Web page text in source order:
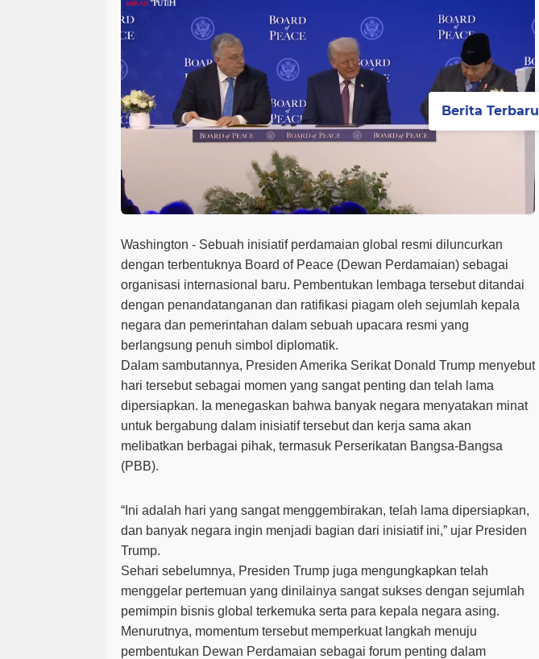
Washington - Sebuah inisiatif perdamaian global resmi diluncurkan
dengan terbentuknya Board of Peace (Dewan Perdamaian) sebagai
organisasi internasional baru. Pembentukan lembaga tersebut ditandai
dengan penandatanganan dan ratifikasi piagam oleh sejumlah kepala
negara dan pemerintahan dalam sebuah upacara resmi yang
berlangsung penuh simbol diplomatik.
Dalam sambutannya, Presiden Amerika Serikat Donald Trump menyebut
hari tersebut sebagai momen yang sangat penting dan telah lama
dipersiapkan. Ia menegaskan bahwa banyak negara menyatakan minat
untuk bergabung dalam inisiatif tersebut dan kerja sama akan
melibatkan berbagai pihak, termasuk Perserikatan Bangsa-Bangsa
(PBB).
“Ini adalah hari yang sangat menggembirakan, telah lama dipersiapkan,
dan banyak negara ingin menjadi bagian dari inisiatif ini,” ujar Presiden
Trump.
Sehari sebelumnya, Presiden Trump juga mengungkapkan telah
menggelar pertemuan yang dinilainya sangat sukses dengan sejumlah
pemimpin bisnis global terkemuka serta para kepala negara asing.
Menurutnya, momentum tersebut memperkuat langkah menuju
pembentukan Dewan Perdamaian sebagai forum penting dalam
Berita Terbaru